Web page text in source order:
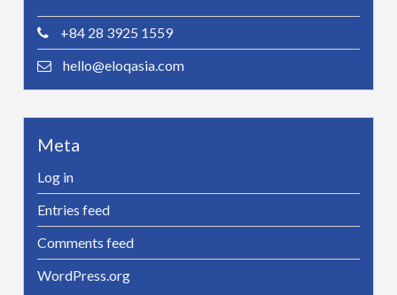
+84 28 3925 1559
hello@eloqasia.com
Meta
Log in
Entries feed
Comments feed
WordPress.org